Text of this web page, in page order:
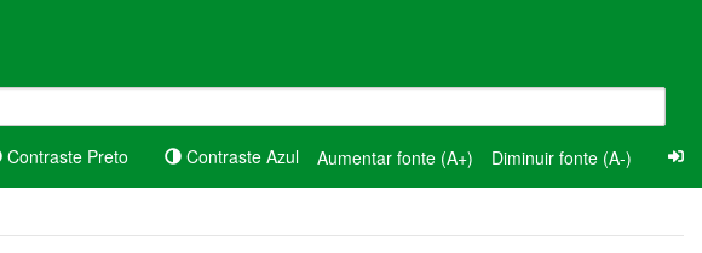
Contraste Preto Contraste Azul Aumentar fonte (A+) Diminuir fonte (A-)